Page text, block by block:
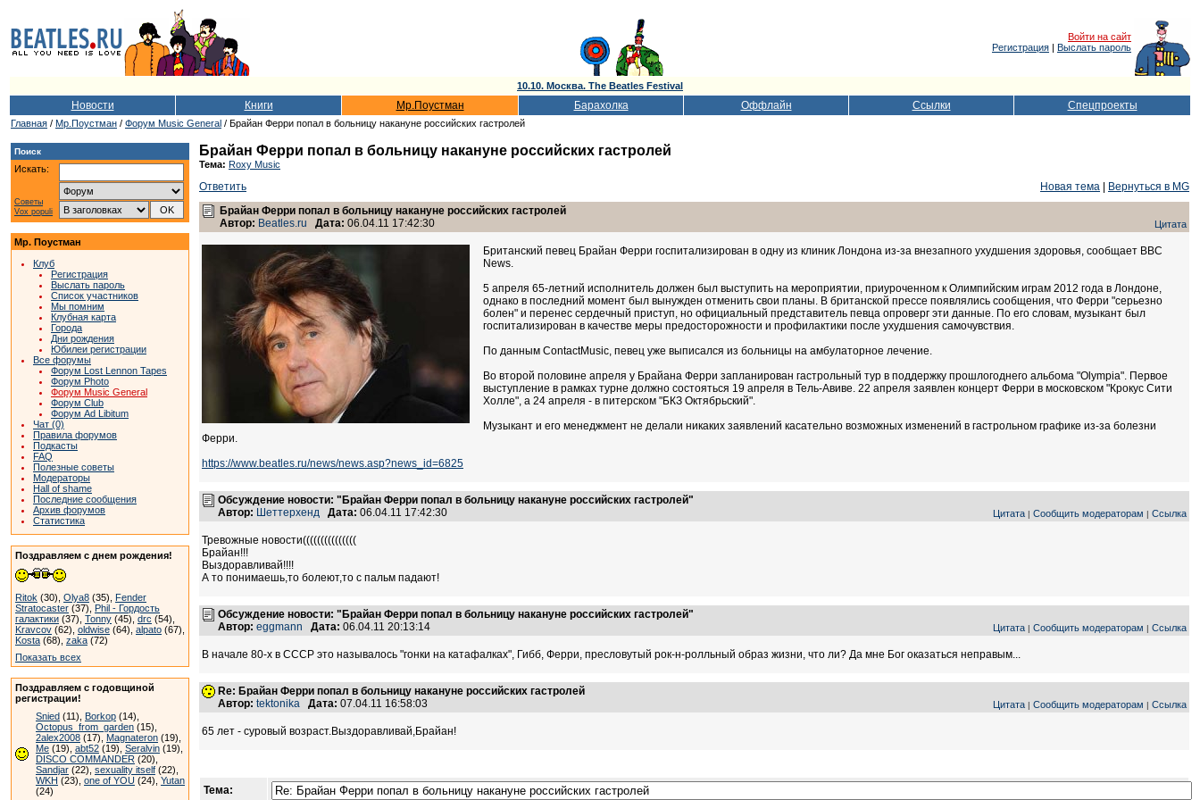
Войти на сайт
Регистрация | Выслать пароль
10.10. Москва. The Beatles Festival
Новости Книги Мр.Поустман Барахолка Оффлайн Ссылки Спецпроекты
Главная / Мр.Поустман / Форум Music General / Брайан Ферри попал в больницу накануне российских гастролей
Поиск
Искать:
Советы
Vox populi
Мр. Поустман
Клуб
Регистрация
Выслать пароль
Список участников
Мы помним
Клубная карта
Города
Дни рождения
Юбилеи регистрации
Все форумы
Форум Lost Lennon Tapes
Форум Photo
Форум Music General
Форум Club
Форум Ad Libitum
Чат (0)
Правила форумов
Подкасты
FAQ
Полезные советы
Модераторы
Hall of shame
Последние сообщения
Архив форумов
Статистика
Поздравляем с днем рождения!
Ritok (30), Olya8 (35), Fender
Stratocaster (37), Phil - Гордость
галактики (37), Tonny (45), drc (54),
Kravcov (62), oldwise (64), alpato (67),
Kosta (68), zaka (72)
Показать всех
Поздравляем с годовщиной
регистрации!
Snied (11), Borkop (14),
Octopus_from_garden (15),
2alex2008 (17), Magnateron (19),
Me (19), abt52 (19), Seralvin (19),
DISCO COMMANDER (20),
Sandjar (22), sexuality itself (22),
WKH (23), one of YOU (24), Yutan
(24)
Брайан Ферри попал в больницу накануне российских гастролей
Тема: Roxy Music
Ответить Новая тема
Вернуться в MG
Брайан Ферри попал в больницу накануне российских гастролей
Автор: Beatles.ru Дата: 06.04.11 17:42:30 Цитата
Британский певец Брайан Ферри госпитализирован в одну из клиник Лондона из-за внезапного ухудшения здоровья, сообщает BBC
News.
5 апреля 65-летний исполнитель должен был выступить на мероприятии, приуроченном к Олимпийским играм 2012 года в Лондоне,
однако в последний момент был вынужден отменить свои планы. В британской прессе появлялись сообщения, что Ферри "серьезно
болен" и перенес сердечный приступ, но официальный представитель певца опроверг эти данные. По его словам, музыкант был
госпитализирован в качестве меры предосторожности и профилактики после ухудшения самочувствия.
По данным ContactMusic, певец уже выписался из больницы на амбулаторное лечение.
Во второй половине апреля у Брайана Ферри запланирован гастрольный тур в поддержку прошлогоднего альбома "Olympia". Первое
выступление в рамках турне должно состояться 19 апреля в Тель-Авиве. 22 апреля заявлен концерт Ферри в московском "Крокус Сити
Холле", а 24 апреля - в питерском "БКЗ Октябрьский".
Музыкант и его менеджмент не делали никаких заявлений касательно возможных изменений в гастрольном графике из-за болезни
Ферри.
https://www.beatles.ru/news/news.asp?news_id=6825
Обсуждение новости: "Брайан Ферри попал в больницу накануне российских гастролей"
Автор: Шеттерхенд Дата: 06.04.11 17:42:30 Цитата | Сообщить модераторам | Ссылка
Тревожные новости(((((((((((((((
Брайан!!!
Выздоравливай!!!!
А то понимаешь,то болеют,то с пальм падают!
Обсуждение новости: "Брайан Ферри попал в больницу накануне российских гастролей"
Автор: eggmann Дата: 06.04.11 20:13:14 Цитата | Сообщить модераторам | Ссылка
В начале 80-х в СССР это называлось "гонки на катафалках", Гибб, Ферри, пресловутый рок-н-ролльный образ жизни, что ли? Да мне Бог оказаться неправым...
Re: Брайан Ферри попал в больницу накануне российских гастролей
Автор: tektonika Дата: 07.04.11 16:58:03 Цитата | Сообщить модераторам | Ссылка
65 лет - суровый возраст.Выздоравливай,Брайан!
Тема: